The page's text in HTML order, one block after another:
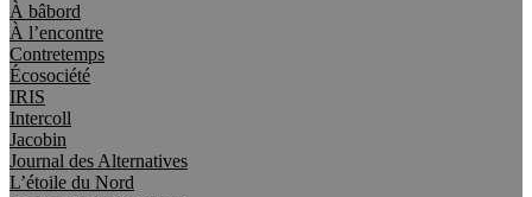
À bâbord
À l’encontre
Contretemps
Écosociété
IRIS
Intercoll
Jacobin
Journal des Alternatives
L’étoile du Nord